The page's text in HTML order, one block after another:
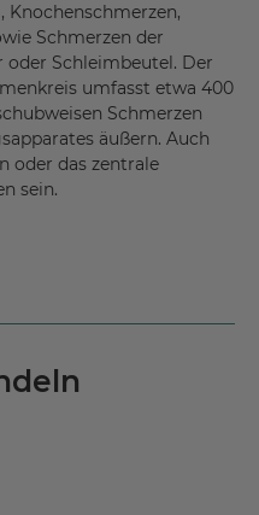
Schmerzen der
oder Schleimbeutel. Der
umfasst etwa 400
Schmerzen
äußern. Auch
oder das zentrale
sein.